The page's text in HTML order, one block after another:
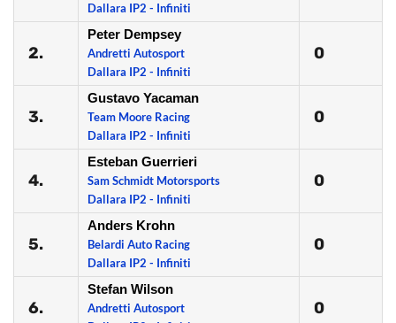
Dallara IP2 - Infiniti
2.
Peter Dempsey
Andretti Autosport
Dallara IP2 - Infiniti
0
3.
Gustavo Yacaman
Team Moore Racing
Dallara IP2 - Infiniti
0
4.
Esteban Guerrieri
Sam Schmidt Motorsports
Dallara IP2 - Infiniti
0
5.
Anders Krohn
Belardi Auto Racing
Dallara IP2 - Infiniti
0
6.
Stefan Wilson
Andretti Autosport
0